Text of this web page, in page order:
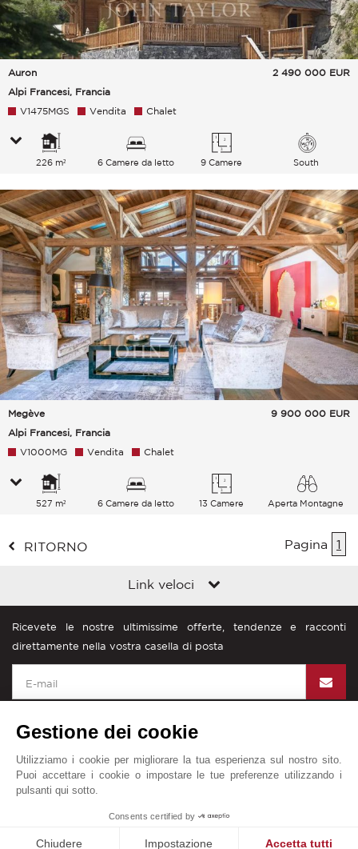
Auron
Alpi Francesi, Francia
2 490 000 EUR
V1475MGS Vendita Chalet
226 m² 6 Camere da letto 9 Camere South
Megève
Alpi Francesi, Francia
9 900 000 EUR
V1000MG Vendita Chalet
527 m² 6 Camere da letto 13 Camere Aperta Montagne
RITORNO Pagina 1
Link veloci
Ricevete le nostre ultimissime offerte, tendenze e racconti
direttamente nella vostra casella di posta
John Taylor nel mondo
Diciture legali
Gestione dei cookie
Utilizziamo i cookie per migliorare la tua esperienza sul nostro sito.
Puoi accettare i cookie o impostare le tue preferenze utilizzando i
pulsanti qui sotto.
Consents certified by
Chiudere Impostazione Accetta tutti